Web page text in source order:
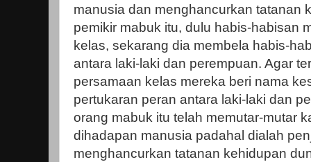
manusia dan menghancurkan tatanan
pemikir mabuk itu, dulu habis-habisan
kelas, sekarang dia membela habis-
antara laki-laki dan perempuan. Agar
persamaan kelas mereka beri nama
pertukaran peran antara laki-laki dan
orang mabuk itu telah memutar-mutar
dihadapan manusia padahal dialah
menghancurkan tatanan kehidupan